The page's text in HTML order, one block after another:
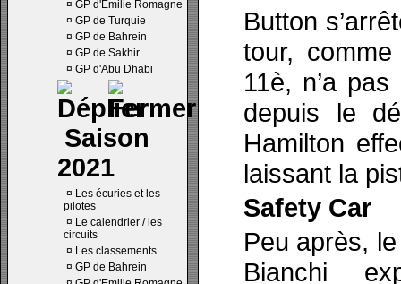
¤ GP d'Emilie Romagne
¤ GP de Turquie
¤ GP de Bahrein
¤ GP de Sakhir
¤ GP d'Abu Dhabi
Saison
2021
¤ Les écuries et les
pilotes
¤ Le calendrier / les
circuits
¤ Les classements
¤ GP de Bahrein
Button
tour,
11è, n’a
depuis le
Hamilton
laissant la
Safety Car
Peu après,
Bianchi